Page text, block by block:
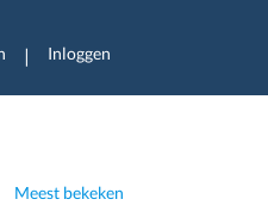
| Inloggen
Meest bekeken